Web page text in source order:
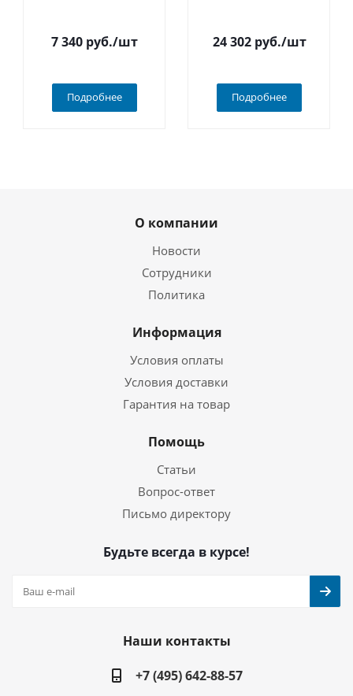
7 340 руб./шт
Подробнее
24 302руб./шт
Подробнее
О компании
Новости
Сотрудники
Политика
Информация
Условия оплаты
Условия доставки
Гарантия на товар
Помощь
Статьи
Вопрос-ответ
Письмо директору
Будьте всегда в курсе!
Наши контакты
+7 (495) 642-88-57